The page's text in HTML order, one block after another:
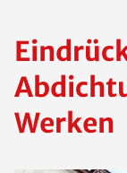
Werken